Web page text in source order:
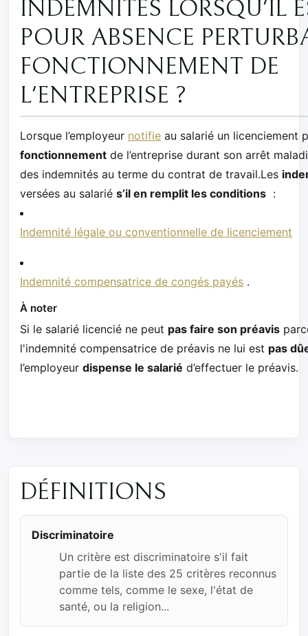
INDEMNITÉS LORSQU'IL
POUR ABSENCE
FONCTIONNEMENT DE
L'ENTREPRISE ?
Lorsque l’employeur notifie au salarié un licenciement
fonctionnement de l’entreprise durant son arrêt
des indemnités au terme du contrat de travail.Les
versées au salarié s’il en remplit les conditions :
Indemnité légale ou conventionnelle de licenciement
Indemnité compensatrice de congés payés .
À noter
Si le salarié licencié ne peut pas faire son préavis
l'indemnité compensatrice de préavis ne lui est pas
l’employeur dispense le salarié d’effectuer le préavis.
DÉFINITIONS
Discriminatoire
Un critère est discriminatoire s'il fait
partie de la liste des 25 critères reconnus
comme tels, comme le sexe, l'état de
santé, ou la religion...